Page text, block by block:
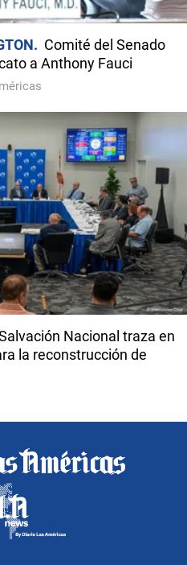
Comité del Senado
a Anthony Fauci
Nacional traza en
la reconstrucción de